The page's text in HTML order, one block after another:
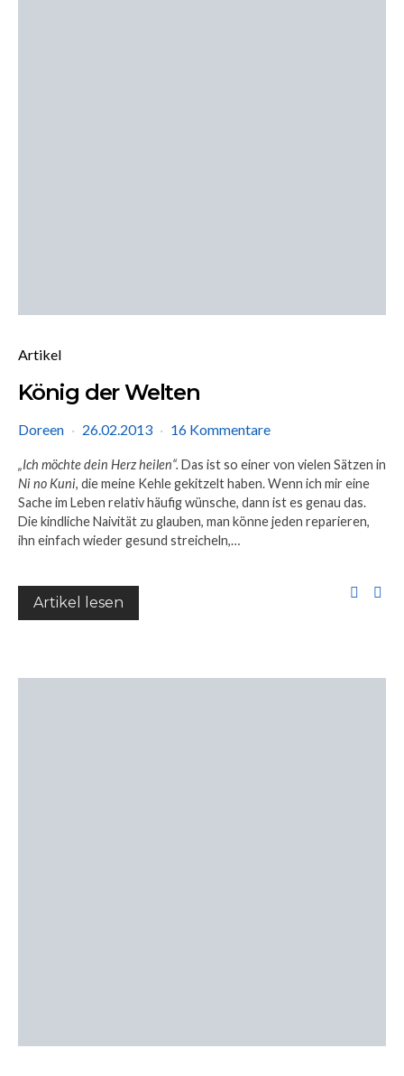
Artikel
König der Welten
Doreen 26.02.2013 16 Kommentare
„Ich möchte dein Herz heilen“. Das ist so einer von vielen Sätzen in
Ni no Kuni, die meine Kehle gekitzelt haben. Wenn ich mir eine
Sache im Leben relativ häufig wünsche, dann ist es genau das.
Die kindliche Naivität zu glauben, man könne jeden reparieren,
ihn einfach wieder gesund streicheln,…
Artikel lesen